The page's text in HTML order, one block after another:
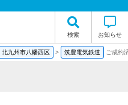
検索 お知らせ
北九州市八幡西区 > 筑豊電気鉄道 ご成約